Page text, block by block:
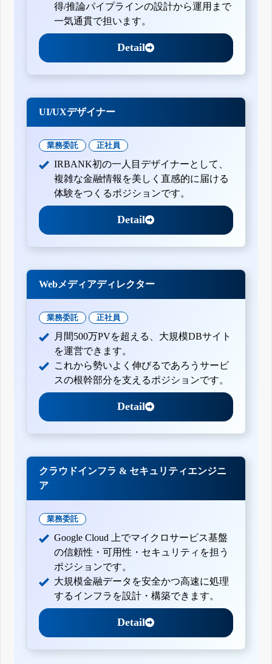
得/推論パイプラインの設計から運用まで
一気通貫で担います。
Detail
UI/UXデザイナー
業務委託 正社員
IRBANK初の一人目デザイナーとして、
複雑な金融情報を美しく直感的に届ける
体験をつくるポジションです。
Detail
Webメディアディレクター
業務委託 正社員
月間500万PVを超える、大規模DBサイト
を運営できます。
これから勢いよく伸びるであろうサービ
スの根幹部分を支えるポジションです。
Detail
クラウドインフラ & セキュリティエンジニ
ア
業務委託
Google Cloud 上でマイクロサービス基盤
の信頼性・可用性・セキュリティを担う
ポジションです。
大規模金融データを安全かつ高速に処理
するインフラを設計・構築できます。
Detail